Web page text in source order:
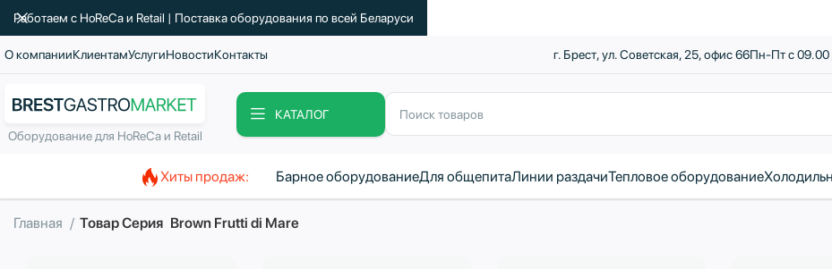
О компанииКлиентамУслугиНовостиКонтакты г. Брест, ул. Советская, 25, офис 66Пн-Пт с 09.00
Оборудование для HoReCa и Retail
КАТАЛОГ
Хиты продаж: Барное оборудованиеДля общепитаЛинии раздачиТепловое оборудование
Главная Товар Серия Brown Frutti di Mare
Работаем с HoReCa и Retail | Поставка оборудования по всей Беларуси